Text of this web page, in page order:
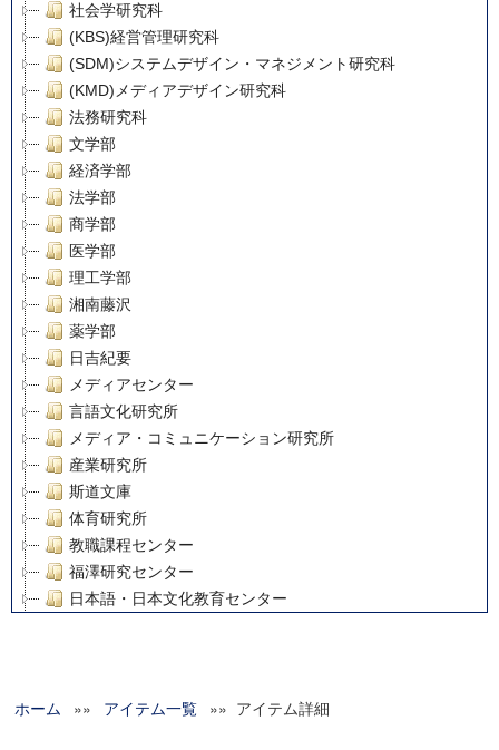
社会学研究科
(KBS)経営管理研究科
(SDM)システムデザイン・マネジメント研究科
(KMD)メディアデザイン研究科
法務研究科
文学部
経済学部
法学部
商学部
医学部
理工学部
湘南藤沢
薬学部
日吉紀要
メディアセンター
言語文化研究所
メディア・コミュニケーション研究所
産業研究所
斯道文庫
体育研究所
教職課程センター
福澤研究センター
日本語・日本文化教育センター
グローバルリサーチインスティテュート
ホーム »» アイテム一覧 »» アイテム詳細